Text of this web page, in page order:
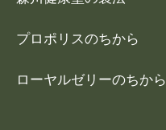
プロポリスのちから
ローヤルゼリーのちから